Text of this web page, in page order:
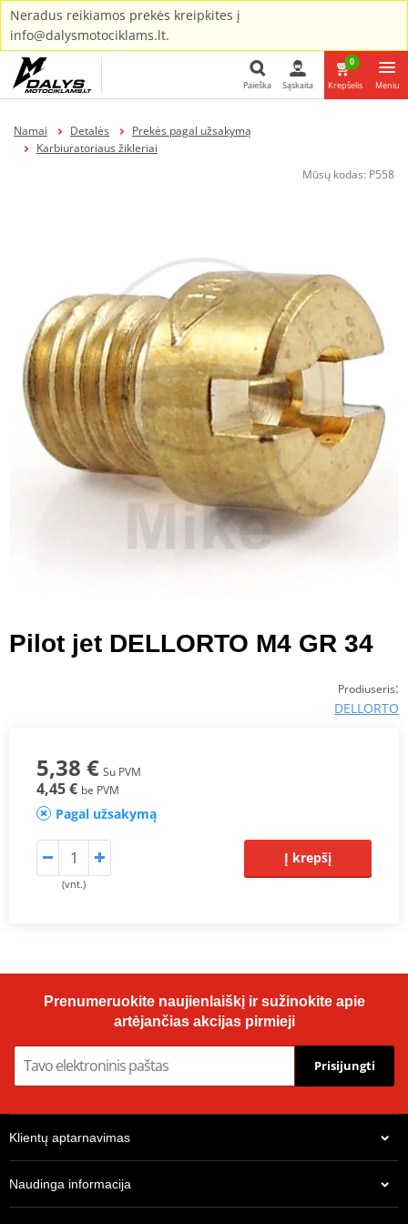
Neradus reikiamos prekės kreipkites į
info@dalysmotociklams.lt.
Paieška Sąskaita
0
Krepšelis Meniu
Namai Detalės
Prekės pagal užsakymą
Karbiuratoriaus žikleriai
Mūsų kodas: P558
Pilot jet DELLORTO M4 GR 34
Prodiuseris:
DELLORTO
5,38 € Su PVM
4,45 € be PVM
Pagal užsakymą
(vnt.)
Į krepšį
Prenumeruokite naujienlaiškį ir sužinokite apie
artėjančias akcijas pirmieji
Prisijungti
Klientų aptarnavimas
Naudinga informacija